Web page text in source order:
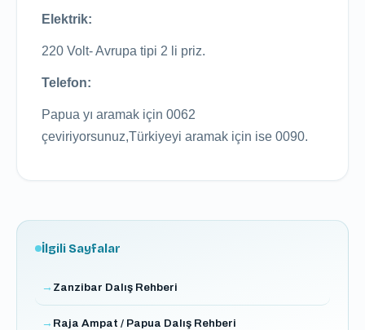
Elektrik:
220 Volt- Avrupa tipi 2 li priz.
Telefon:
Papua yı aramak için 0062
çeviriyorsunuz,Türkiyeyi aramak için ise 0090.
İlgili Sayfalar
Zanzibar Dalış Rehberi
Raja Ampat / Papua Dalış Rehberi